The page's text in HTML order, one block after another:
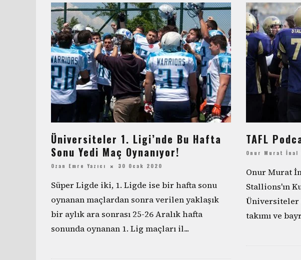
Üniversiteler 1. Ligi’nde Bu Hafta
Sonu Yedi Maç Oynanıyor!
Ozan Emre Yazıcı 30 Ocak 2020
Süper Ligde iki, 1. Ligde ise bir hafta sonu
oynanan maçlardan sonra verilen yaklaşık
bir aylık ara sonrası 25-26 Aralık hafta
sonunda oynanan 1. Lig maçları il...
TAFL
Onur Murat İnal
Onur Murat
Stallions'ın
takımı ve